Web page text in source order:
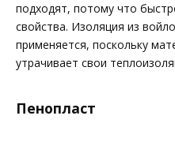
подходят, потому что
свойства. Изоляция из
применяется, поскольку
утрачивает свои
Пенопласт